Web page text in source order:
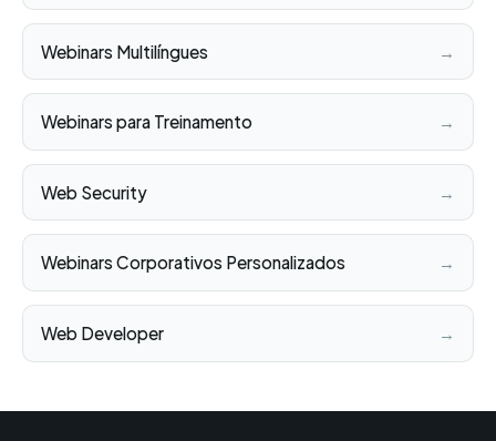
Webinars Multilíngues →
Webinars para Treinamento →
Web Security →
Webinars Corporativos Personalizados →
Web Developer →